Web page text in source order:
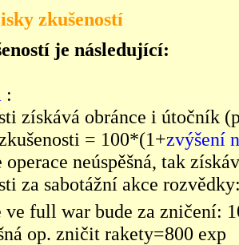
zkušeností
je následující:
:
získává obránce i útočník
= 100*(1+zvýšení
neúspěšná, tak
za sabotážní akce
ve full war bude za zničení:
op. zničit rakety=800 exp